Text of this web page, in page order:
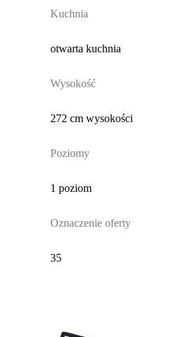
Kuchnia
otwarta kuchnia
Wysokość
272 cm wysokości
Poziomy
1 poziom
Oznaczenie oferty
35